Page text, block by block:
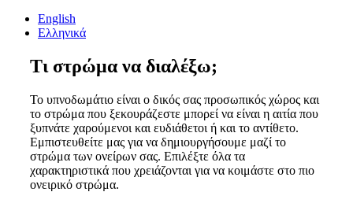
BABY
HOTEL
Αστραία ΙΙ
Φαίδρα
Κύδωνας
Τάλως
Κύδωνας Ηοtel
English
Ελληνικά
Τι στρώμα να διαλέξω;
Το υπνοδωμάτιο είναι ο δικός σας προσωπικός χώρος και
το στρώμα που ξεκουράζεστε μπορεί να είναι η αιτία που
ξυπνάτε χαρούμενοι και ευδιάθετοι ή και το αντίθετο.
Εμπιστευθείτε μας για να δημιουργήσουμε μαζί το
στρώμα των ονείρων σας. Επιλέξτε όλα τα
χαρακτηριστικά που χρειάζονται για να κοιμάστε στο πιο
ονειρικό στρώμα.